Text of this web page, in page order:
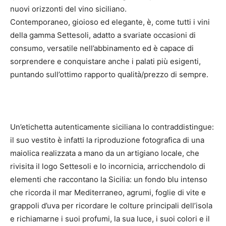
nuovi orizzonti del vino siciliano.
Contemporaneo, gioioso ed elegante, è, come tutti i vini
della gamma Settesoli, adatto a svariate occasioni di
consumo, versatile nell’abbinamento ed è capace di
sorprendere e conquistare anche i palati più esigenti,
puntando sull’ottimo rapporto qualità/prezzo di sempre.
Un’etichetta autenticamente siciliana lo contraddistingue:
il suo vestito è infatti la riproduzione fotografica di una
maiolica realizzata a mano da un artigiano locale, che
rivisita il logo Settesoli e lo incornicia, arricchendolo di
elementi che raccontano la Sicilia: un fondo blu intenso
che ricorda il mar Mediterraneo, agrumi, foglie di vite e
grappoli d’uva per ricordare le colture principali dell’isola
e richiamarne i suoi profumi, la sua luce, i suoi colori e il